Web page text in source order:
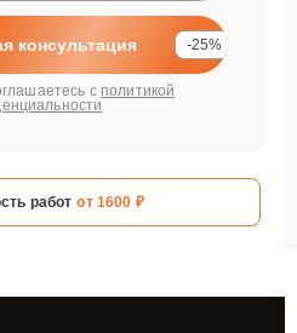
консультация -25%
с политикой
работ от 1600 ₽